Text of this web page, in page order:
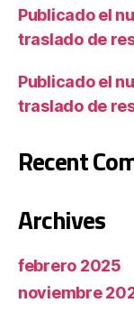
Publicado el
traslado de
Publicado el
traslado de
Recent
Archives
febrero 2025
noviembre